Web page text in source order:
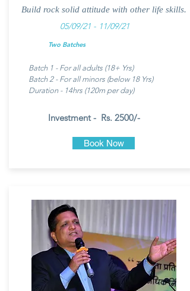
Build rock solid attitude with other life skills.
05/09/21 - 11/09/21
Two Batches
Batch 1 - For all adults (18+ Yrs)
Batch 2 - For all minors (below 18 Yrs)
Duration - 14hrs (120m per day)
Investment - Rs. 2500/-
Book Now